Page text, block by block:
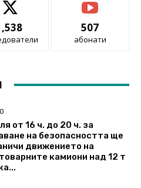
507
абонати
от 16 ч. до 20 ч. за
на безопасността ще
движението на
камиони над 12 т